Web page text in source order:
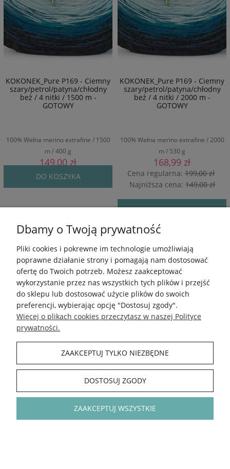
KOKONEK_Pure P169 - Ciemny
szary/petrol/patyna/chłodny
beż / 4 nitki / 1500 m -
GOTOWY
100% Wełna merino extrafine / 1500
m / 400 g
149,00 zł
DO KOSZYKA
KOKONEK_Pure P169 - Ciemny
szary/petrol/patyna/chłodny
beż / 4 nitki / 2000 m -
GOTOWY
100% Wełna merino extrafine / 2000
m / 530 g
168,99 zł
Cena regularna:199,00 zł
Najniższa cena:149,00 zł
DO KOSZYKA
12
5.0
Ocena
Na podstawie
148 434opinii
Dbamy o Twoją prywatność
Pliki cookies i pokrewne im technologie umożliwiają
poprawne działanie strony i pomagają nam dostosować
ofertę do Twoich potrzeb. Możesz zaakceptować
wykorzystanie przez nas wszystkich tych plików i przejść
do sklepu lub dostosować użycie plików do swoich
preferencji, wybierając opcję "Dostosuj zgody".
Więcej o plikach cookies przeczytasz w naszej Polityce
prywatności.
ZAAKCEPTUJ TYLKO NIEZBĘDNE
DOSTOSUJ ZGODY
ZAAKCEPTUJ WSZYSTKIE